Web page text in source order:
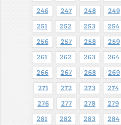
246 247 248 249
251 252 253 254
256 257 258 259
261 262 263 264
266 267 268 269
271 272 273 274
276 277 278 279
281 282 283 284